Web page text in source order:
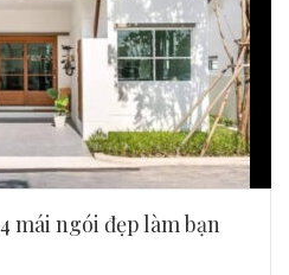
mái ngói đẹp làm bạn